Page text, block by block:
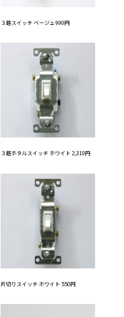
３路スイッチ ベージュ 990円
３路ホタルスイッチ ホワイト 2,310円
片切りスイッチ ホワイト 550円